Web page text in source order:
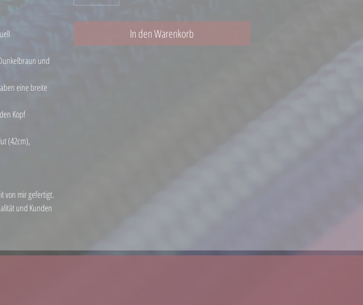
und
eine breite
Kopf
(42cm),
von mir gefertigt.
und Kunden
In den Warenkorb